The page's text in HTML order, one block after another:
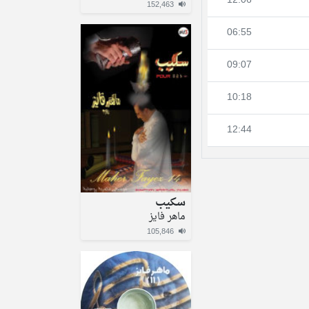
06:55
09:07
10:18
12:44
سكيب
ماهر فايز